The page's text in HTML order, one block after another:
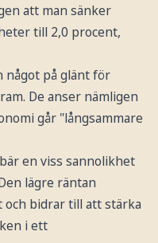
att man sänker
till 2,0 procent,
något på glänt för
De anser nämligen
går "långsammare
en viss sannolikhet
lägre räntan
bidrar till att stärka
i ett